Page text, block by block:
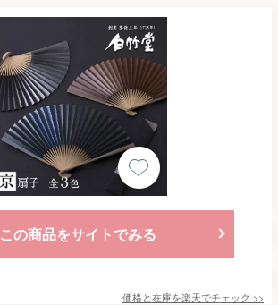
この商品をサイトでみる
価格と在庫を楽天でチェック >>